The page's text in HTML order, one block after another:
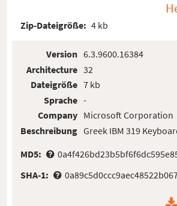
Zip-Dateigröße: 4 kb
Version
Architecture
Dateigröße
Sprache
Company
Beschreibung
6.3.9600.16384
32
7 kb
-
Microsoft Corporation
Greek IBM 319
MD5:
SHA-1: